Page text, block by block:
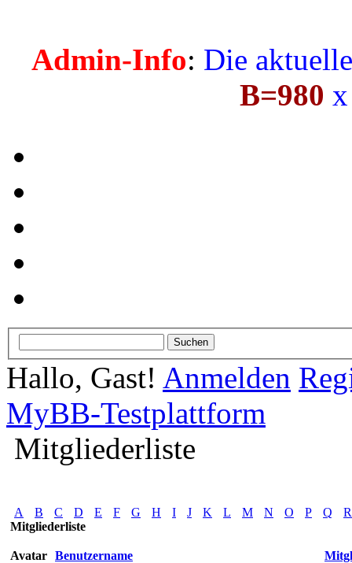
Admin-Info: Die
B=980
Hallo, Gast! Anmelden
MyBB-Testplattform
Mitgliederliste
A B C D E F G H I J K L M N O P Q
R
Mitgliederliste
Avatar Benutzername